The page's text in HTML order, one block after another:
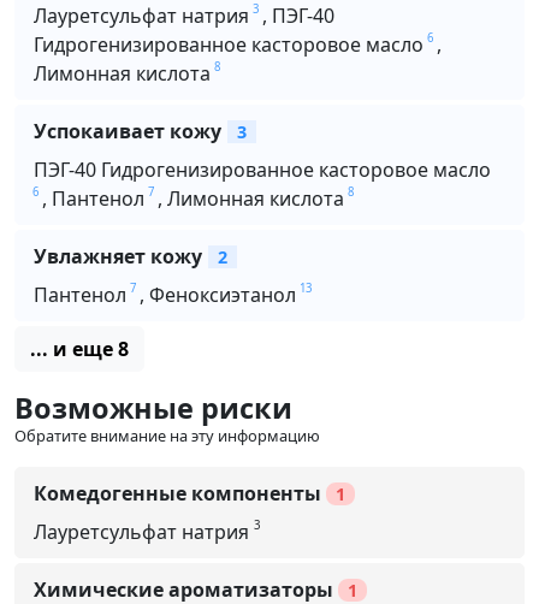
Лауретсульфат натрия 3 , ПЭГ-40
Гидрогенизированное касторовое масло 6 ,
Лимонная кислота 8
Успокаивает кожу 3
ПЭГ-40 Гидрогенизированное касторовое масло
6 , Пантенол 7 , Лимонная кислота 8
Увлажняет кожу 2
Пантенол 7 , Феноксиэтанол 13
... и еще 8
Возможные риски
Обратите внимание на эту информацию
Комедогенные компоненты 1
Лауретсульфат натрия 3
Химические ароматизаторы 1